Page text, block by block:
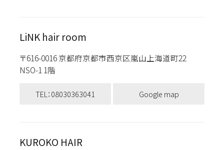
LiNK hair room
〒616-0016 京都府京都市西京区嵐山上海道町22
NSO-1 1階
TEL：08030363041 Google map
KUROKO HAIR